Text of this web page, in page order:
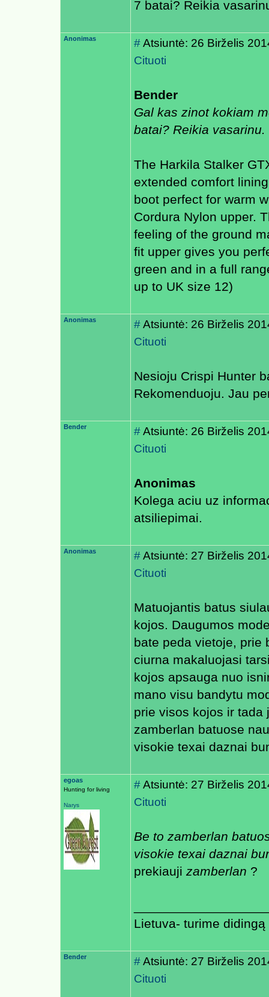
7 batai? Reikia
Anonimas #Atsiuntė: 26 Birželis
Cituoti
Bender
Gal kas zinot kokiam
batai? Reikia vasarinu.
The Harkila Stalker
extended comfort
boot perfect for warm
Cordura Nylon upper.
feeling of the ground
fit upper gives you
green and in a full
up to UK size 12)
Anonimas #Atsiuntė: 26 Birželis
Cituoti
Nesioju Crispi Hunter
Rekomenduoju. Jau
Bender #Atsiuntė: 26 Birželis
Cituoti
Anonimas
Kolega aciu uz
atsiliepimai.
Anonimas #Atsiuntė: 27 Birželis
Cituoti
Matuojantis batus
kojos. Daugumos
bate peda vietoje, prie
ciurna makaluojasi
kojos apsauga nuo
mano visu bandytu
prie visos kojos ir tada
zamberlan batuose
visokie texai daznai
egoas
Hunting for living
Narys
#Atsiuntė: 27 Birželis
Cituoti
Be to zamberlan
visokie texai daznai
prekiauji zamberlan ?
Lietuva- turime
Bender #Atsiuntė: 27 Birželis
Cituoti